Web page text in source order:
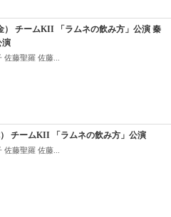
） チームKII 「ラムネの飲み方」公演 秦
演
藤聖羅 佐藤...
チームKII 「ラムネの飲み方」公演
藤聖羅 佐藤...